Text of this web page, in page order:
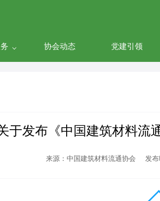
协会动态 党建引领
于发布《中国建筑材料
来源：中国建筑材料流通协会 发